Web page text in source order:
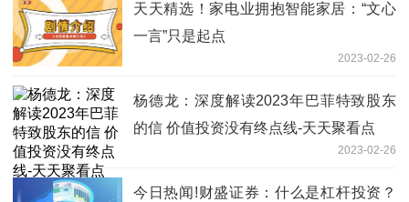
天天精选！家电业拥抱智能家居：“文心
一言”只是起点
2023-02-26
杨德龙：深度解读2023年巴菲特致股东
的信 价值投资没有终点线-天天聚看点
2023-02-26
今日热闻!财盛证券：什么是杠杆投资？